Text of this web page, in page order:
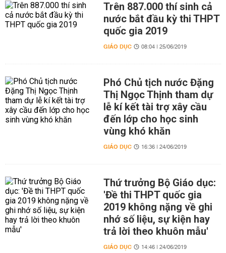
Trên 887.000 thí sinh cả
nước bắt đầu kỳ thi THPT
quốc gia 2019
GIÁO DỤC 08:04 | 25/06/2019
Phó Chủ tịch nước Đặng
Thị Ngọc Thịnh tham dự
lễ kí kết tài trợ xây cầu
đến lớp cho học sinh
vùng khó khăn
GIÁO DỤC 16:36 | 24/06/2019
Thứ trưởng Bộ Giáo dục:
'Đề thi THPT quốc gia
2019 không nặng về ghi
nhớ số liệu, sự kiện hay
trả lời theo khuôn mẫu'
GIÁO DỤC 14:46 | 24/06/2019